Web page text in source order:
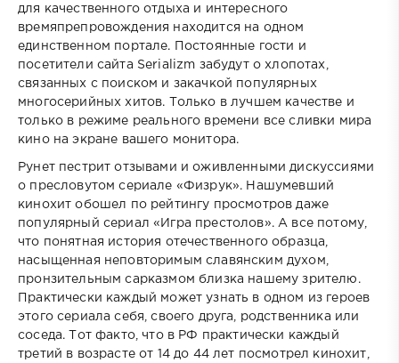
для качественного отдыха и интересного
времяпрепровождения находится на одном
единственном портале. Постоянные гости и
посетители сайта Serializm забудут о хлопотах,
связанных с поиском и закачкой популярных
многосерийных хитов. Только в лучшем качестве и
только в режиме реального времени все сливки мира
кино на экране вашего монитора.
Рунет пестрит отзывами и оживленными дискуссиями
о пресловутом сериале «Физрук». Нашумевший
кинохит обошел по рейтингу просмотров даже
популярный сериал «Игра престолов». А все потому,
что понятная история отечественного образца,
насыщенная неповторимым славянским духом,
пронзительным сарказмом близка нашему зрителю.
Практически каждый может узнать в одном из героев
этого сериала себя, своего друга, родственника или
соседа. Тот факто, что в РФ практически каждый
третий в возрасте от 14 до 44 лет посмотрел кинохит,